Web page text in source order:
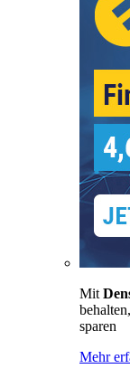
Mit
sparen
Mehr